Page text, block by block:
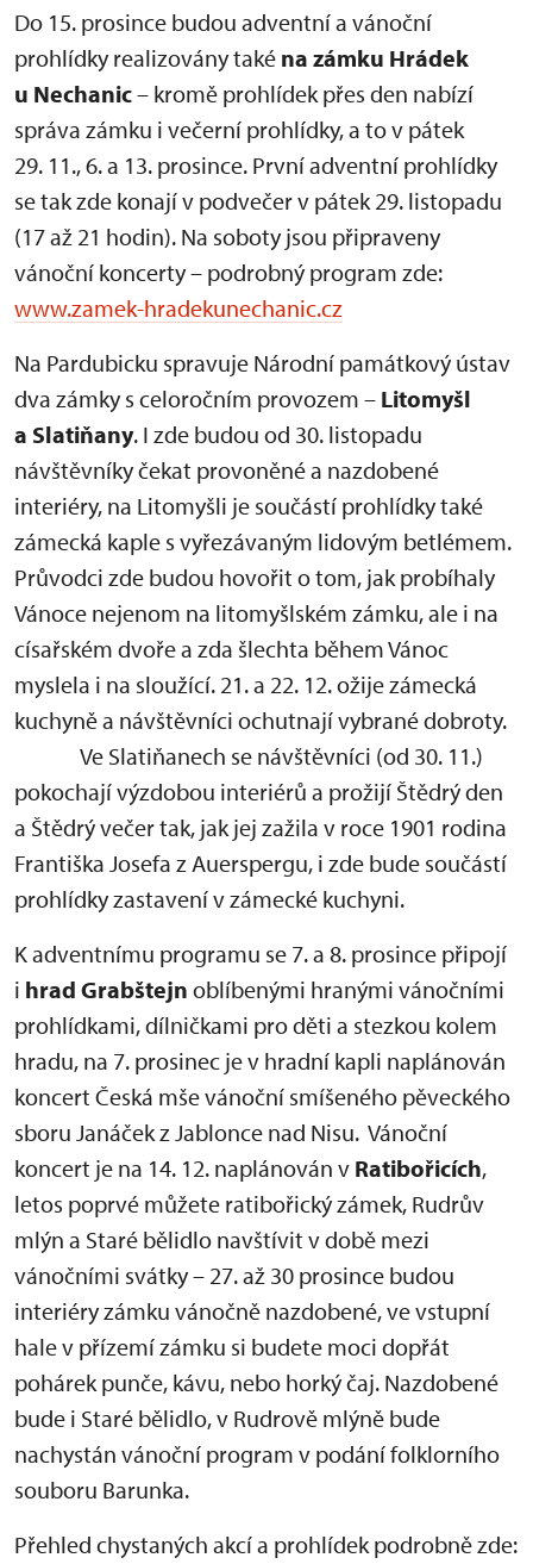
Do 15. prosince budou adventní a vánoční
prohlídky realizovány také na zámku Hrádek
u Nechanic– kromě prohlídek přes den nabízí
správa zámku i večerní prohlídky, a to v pátek
29. 11., 6. a 13. prosince. První adventní prohlídky
se tak zde konají v podvečer v pátek 29. listopadu
(17 až 21 hodin). Na soboty jsou připraveny
vánoční koncerty – podrobný program zde:
www.zamek-hradekunechanic.cz
Na Pardubicku spravuje Národní památkový ústav
dva zámky s celoročním provozem – Litomyšl
a Slatiňany. I zde budou od 30. listopadu
návštěvníky čekat provoněné a nazdobené
interiéry, na Litomyšli je součástí prohlídky také
zámecká kaple s vyřezávaným lidovým betlémem.
Průvodci zde budou hovořit o tom, jak probíhaly
Vánoce nejenom na litomyšlském zámku, ale i na
císařském dvoře a zda šlechta během Vánoc
myslela i na sloužící. 21. a 22. 12. ožije zámecká
kuchyně a návštěvníci ochutnají vybrané dobroty.
Ve Slatiňanech se návštěvníci (od 30. 11.)
pokochají výzdobou interiérů a prožijí Štědrý den
a Štědrý večer tak, jak jej zažila v roce 1901 rodina
Františka Josefa z Auerspergu, i zde bude součástí
prohlídky zastavení v zámecké kuchyni.
K adventnímu programu se 7. a 8. prosince připojí
i hrad Grabštejn oblíbenými hranými vánočními
prohlídkami, dílničkami pro děti a stezkou kolem
hradu, na 7. prosinec je v hradní kapli naplánován
koncert Česká mše vánoční smíšeného pěveckého
sboru Janáček z Jablonce nad Nisu. Vánoční
koncert je na 14. 12. naplánován v Ratibořicích,
letos poprvé můžete ratibořický zámek, Rudrův
mlýn a Staré bělidlo navštívit v době mezi
vánočními svátky – 27. až 30 prosince budou
interiéry zámku vánočně nazdobené, ve vstupní
hale v přízemí zámku si budete moci dopřát
pohárek punče, kávu, nebo horký čaj. Nazdobené
bude i Staré bělidlo, v Rudrově mlýně bude
nachystán vánoční program v podání folklorního
souboru Barunka.
Přehled chystaných akcí a prohlídek podrobně zde: